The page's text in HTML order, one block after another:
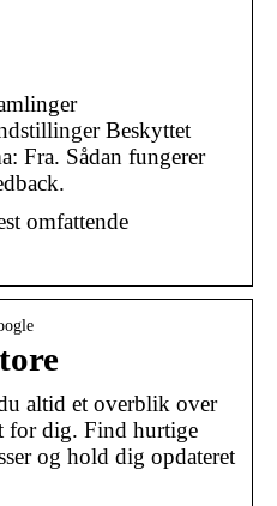
Beskyttet
Fra. Sådan fungerer
omfattende
altid et overblik over
for dig. Find hurtige
og hold dig opdateret